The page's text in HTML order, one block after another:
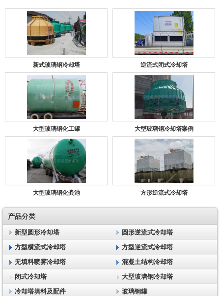
新式玻璃钢冷却塔 逆流式闭式冷却塔
大型玻璃钢化工罐 大型玻璃钢冷却塔案例
大型玻璃钢化粪池 方形逆流式冷却塔
产品分类
新型圆形冷却塔
圆形逆流式冷却塔
方型横流式冷却塔
方型逆流式冷却塔
无填料喷雾冷却塔
混凝土结构冷却塔
闭式冷却塔
大型玻璃钢冷却塔
冷却塔填料及配件
玻璃钢罐